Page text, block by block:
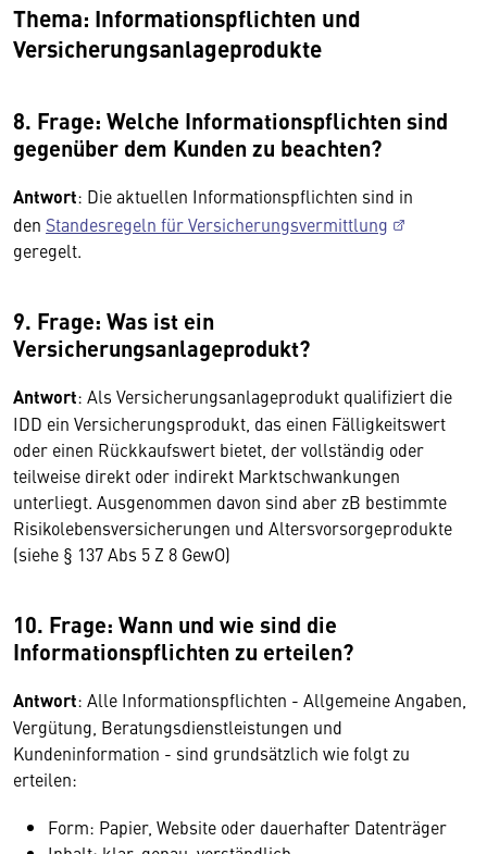
Thema: Informationspflichten und
Versicherungsanlageprodukte
8. Frage: Welche Informationspflichten sind
gegenüber dem Kunden zu beachten?
Antwort: Die aktuellen Informationspflichten sind in
den Standesregeln für Versicherungsvermittlung
geregelt.
9. Frage: Was ist ein
Versicherungsanlageprodukt?
Antwort: Als Versicherungsanlageprodukt qualifiziert die
IDD ein Versicherungsprodukt, das einen Fälligkeitswert
oder einen Rückkaufswert bietet, der vollständig oder
teilweise direkt oder indirekt Marktschwankungen
unterliegt. Ausgenommen davon sind aber zB bestimmte
Risikolebensversicherungen und Altersvorsorgeprodukte
(siehe § 137 Abs 5 Z 8 GewO)
10. Frage: Wann und wie sind die
Informationspflichten zu erteilen?
Antwort: Alle Informationspflichten - Allgemeine Angaben,
Vergütung, Beratungsdienstleistungen und
Kundeninformation - sind grundsätzlich wie folgt zu
erteilen:
Form: Papier, Website oder dauerhafter Datenträger